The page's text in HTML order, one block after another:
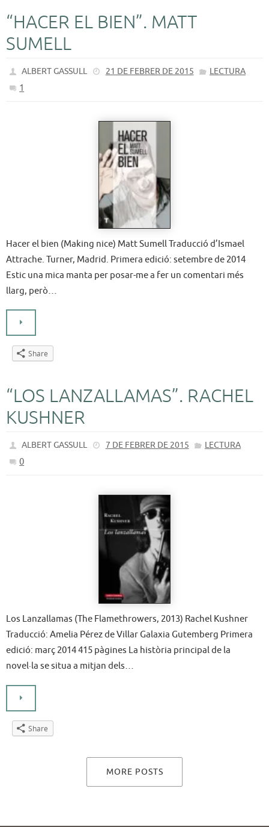
“HACER EL BIEN”. MATT
SUMELL
ALBERT GASSULL 21 DE FEBRER DE 2015 LECTURA
1
Hacer el bien (Making nice) Matt Sumell Traducció d’Ismael
Attrache. Turner, Madrid. Primera edició: setembre de 2014
Estic una mica manta per posar-me a fer un comentari més
llarg, però…
Share
“LOS LANZALLAMAS”. RACHEL
KUSHNER
ALBERT GASSULL 7 DE FEBRER DE 2015 LECTURA
0
Los Lanzallamas (The Flamethrowers, 2013) Rachel Kushner
Traducció: Amelia Pérez de Villar Galaxia Gutemberg Primera
edició: març 2014 415 pàgines La història principal de la
novel·la se situa a mitjan dels…
Share
MORE POSTS